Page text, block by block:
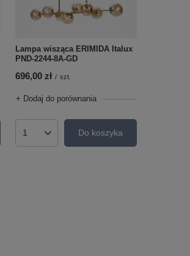
Lampa wisząca ERIMIDA Italux
PND-2244-8A-GD
696,00 zł / szt.
+ Dodaj do porównania
Ilość produktówDo koszyka